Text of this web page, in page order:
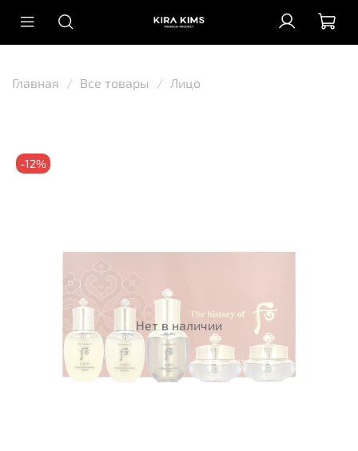
Главная Все товары Лицо
Нет в наличии
-12%